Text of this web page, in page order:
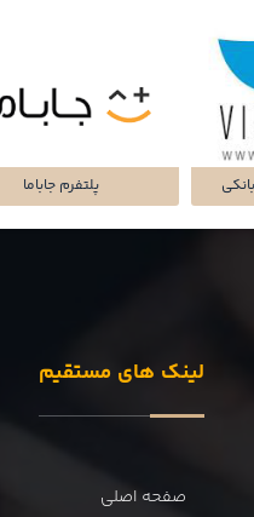
شرکت دلتا پرداز پرشین
لینک های مستقیم
صفحه اصلی